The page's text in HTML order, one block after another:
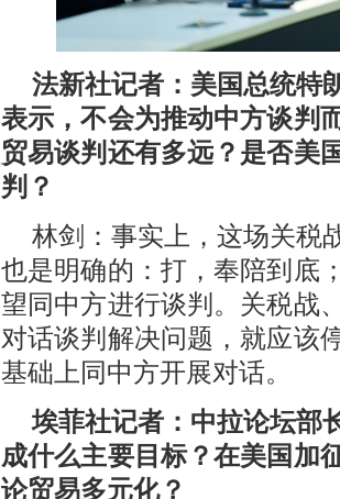
法新社记者：美国总统特
表示，不会为推动中方谈判
贸易谈判还有多远？是否美
判？
林剑：事实上，这场关税
也是明确的：打，奉陪到底
望同中方进行谈判。关税战
对话谈判解决问题，就应该
基础上同中方开展对话。
埃菲社记者：中拉论坛部
成什么主要目标？在美国加
论贸易多元化？